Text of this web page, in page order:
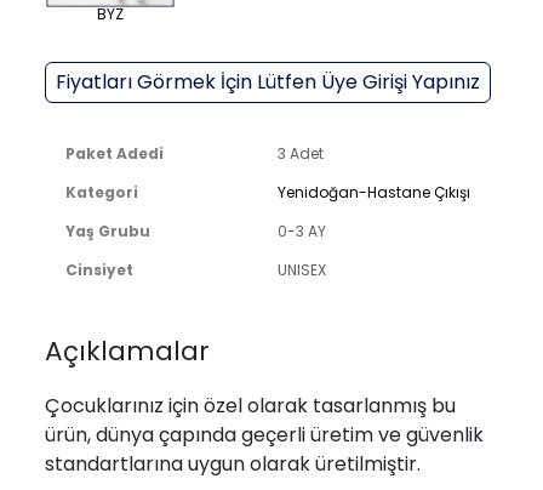
BYZ
Fiyatları Görmek İçin Lütfen Üye Girişi Yapınız
Paket Adedi
3 Adet
Kategori
Yenidoğan-Hastane Çıkışı
Yaş Grubu
0-3 AY
Cinsiyet
UNISEX
Açıklamalar
Çocuklarınız için özel olarak tasarlanmış bu
ürün, dünya çapında geçerli üretim ve güvenlik
standartlarına uygun olarak üretilmiştir.